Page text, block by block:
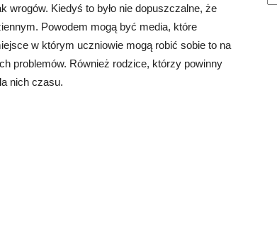
wrogów. Kiedyś to było nie dopuszczalne, że
Powodem mogą być media, które
w którym uczniowie mogą robić sobie to na
problemów. Również rodzice, którzy powinny
nich czasu.